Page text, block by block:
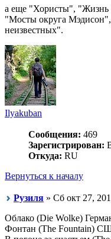
а еще "Хористы",
"Мосты округа
неизвестных".
Ilyakuban
Сообщения: 469
Зарегистрирован:
Откуда: RU
Вернуться к началу
Рузиля » Сб окт 27,
Облако (Die Wolke)
Фонтан (The Fountain)